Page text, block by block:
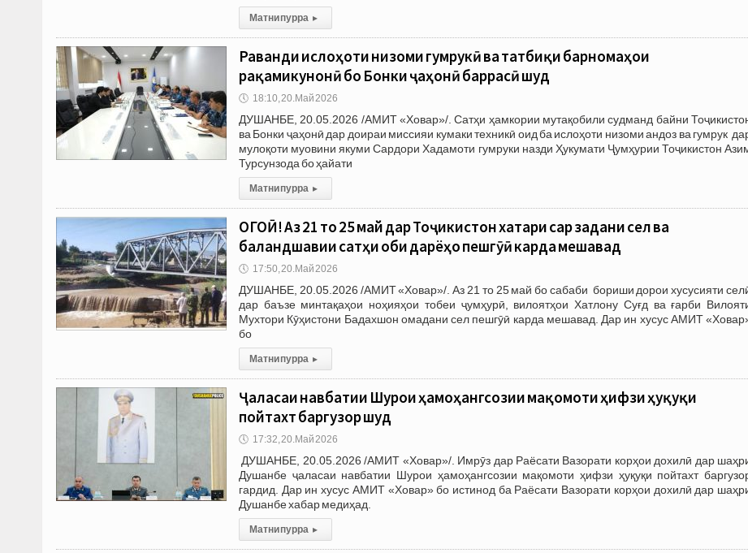
Матни пурра ▸
Раванди ислоҳоти низоми гумрукӣ ва татбиқи барномаҳои
рақамикунонӣ бо Бонки ҷаҳонӣ баррасӣ шуд
🕔 18:10, 20.Май 2026
ДУШАНБЕ, 20.05.2026 /АМИТ «Ховар»/. Сатҳи ҳамкории мутақобили судманд байни
ва Бонки ҷаҳонӣ дар доираи миссияи кумаки техникӣ оид ба ислоҳоти низоми андоз ва гумрук
мулоқоти муовини якуми Сардори Хадамоти гумруки назди Ҳукумати Ҷумҳурии Тоҷикистон
Турсунзода бо ҳайати
Матни пурра ▸
ОГОҲӢ! Аз 21 то 25 май дар Тоҷикистон хатари сар задани сел ва
баландшавии сатҳи оби дарёҳо пешгӯӣ карда мешавад
🕔 17:50, 20.Май 2026
ДУШАНБЕ, 20.05.2026 /АМИТ «Ховар»/. Аз 21 то 25 май бо сабаби бориши дорои хусусияти
дар баъзе минтақаҳои ноҳияҳои тобеи ҷумҳурӣ, вилоятҳои Хатлону Суғд ва ғарби
Мухтори Кӯҳистони Бадахшон омадани сел пешгӯӣ карда мешавад. Дар ин хусус АМИТ
бо
Матни пурра ▸
Ҷаласаи навбатии Шурои ҳамоҳангсозии мақомоти ҳифзи ҳуқуқи
пойтахт баргузор шуд
🕔 17:32, 20.Май 2026
ДУШАНБЕ, 20.05.2026 /АМИТ «Ховар»/. Имрӯз дар Раёсати Вазорати корҳои дохилӣ дар
Душанбе ҷаласаи навбатии Шурои ҳамоҳангсозии мақомоти ҳифзи ҳуқуқи пойтахт
гардид. Дар ин хусус АМИТ «Ховар» бо истинод ба Раёсати Вазорати корҳои дохилӣ дар
Душанбе хабар медиҳад.
Матни пурра ▸